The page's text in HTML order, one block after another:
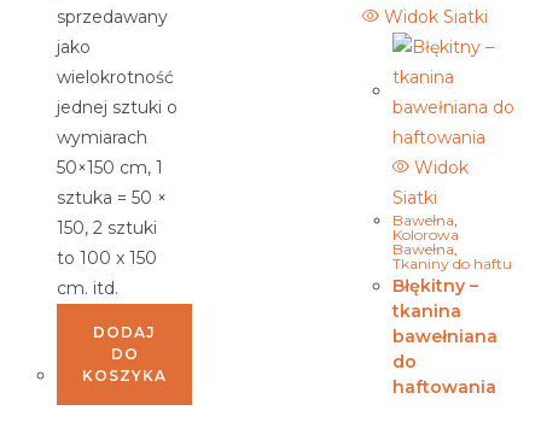
sprzedawany
jako
wielokrotność
jednej sztuki o
wymiarach
50×150 cm, 1
sztuka = 50 ×
150, 2 sztuki
to 100 x 150
cm. itd.
DODAJ
DO
KOSZYKA
Widok Siatki
Widok
Siatki
Bawełna
Kolorowa
Bawełna
Tkaniny do haftu
Błękitny –
tkanina
bawełniana
do
haftowania